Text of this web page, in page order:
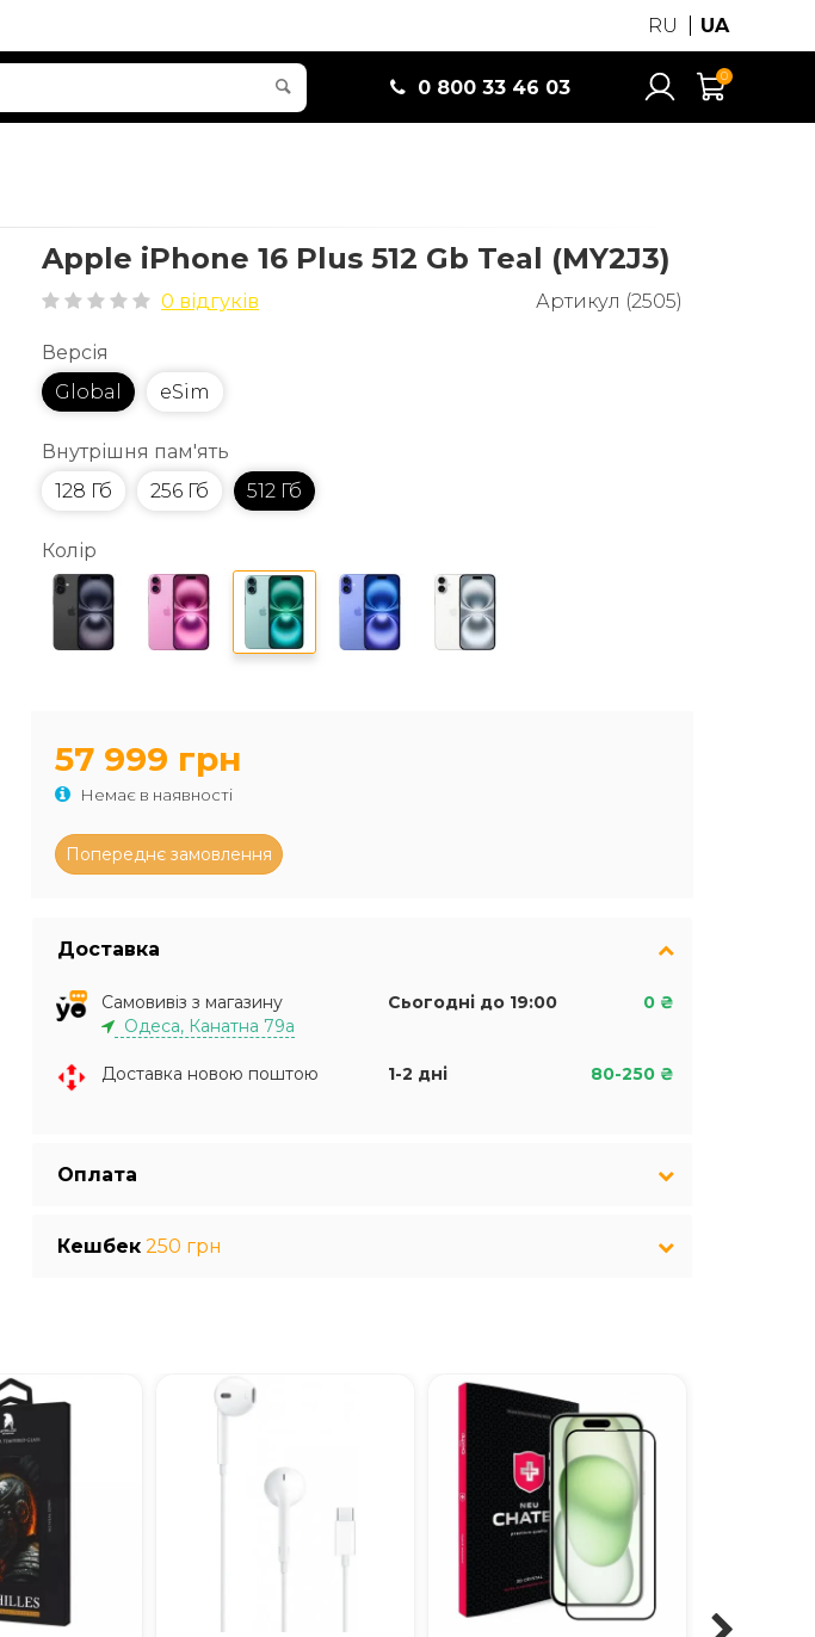
RU UA
0 800 33 46 03
0
Apple iPhone 16 Plus 512 Gb Teal (MY2J3)
0 відгуків Артикул (2505)
Версія
Global
eSim
Внутрішня пам'ять
128 Гб
256 Гб 512 Гб
Колір
57 999 грн
Немає в наявності
Доставка
Самовивіз з магазину
Одеса, Канатна 79а
Сьогодні до 19:00 0 ₴
Доставка новою поштою 1-2 дні 80-250 ₴
Оплата
Кешбек 250 грн